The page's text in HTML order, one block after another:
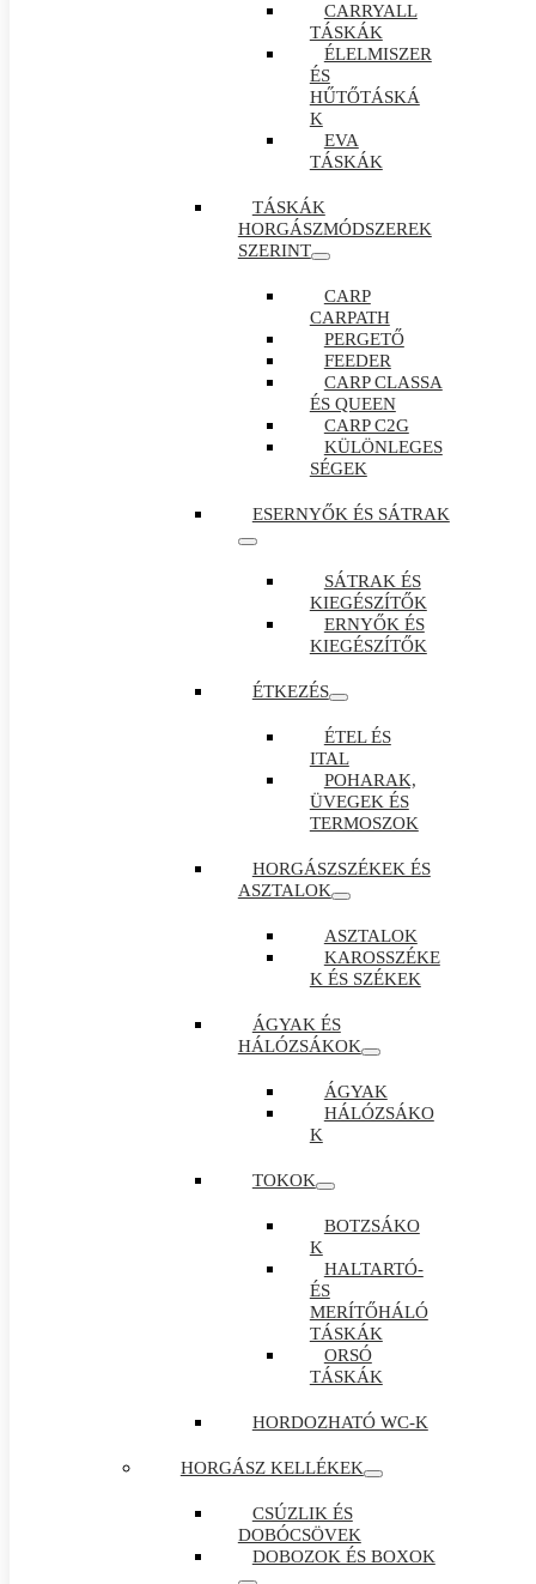
CARRYALL
TÁSKÁK
ÉLELMISZER
ÉS
HŰTŐTÁSKÁ
K
EVA
TÁSKÁK
TÁSKÁK
HORGÁSZMÓDSZEREK
SZERINT
CARP
CARPATH
PERGETŐ
FEEDER
CARP CLASSA
ÉS QUEEN
CARP C2G
KÜLÖNLEGES
SÉGEK
ESERNYŐK ÉS SÁTRAK
SÁTRAK ÉS
KIEGÉSZÍTŐK
ERNYŐK ÉS
KIEGÉSZÍTŐK
ÉTKEZÉS
ÉTEL ÉS
ITAL
POHARAK,
ÜVEGEK ÉS
TERMOSZOK
HORGÁSZSZÉKEK ÉS
ASZTALOK
ASZTALOK
KAROSSZÉKE
K ÉS SZÉKEK
ÁGYAK ÉS
HÁLÓZSÁKOK
ÁGYAK
HÁLÓZSÁKO
K
TOKOK
BOTZSÁKO
K
HALTARTÓ-
ÉS
MERÍTŐHÁLÓ
TÁSKÁK
ORSÓ
TÁSKÁK
HORDOZHATÓ WC-K
HORGÁSZ KELLÉKEK
CSÚZLIK ÉS
DOBÓCSÖVEK
DOBOZOK ÉS BOXOK